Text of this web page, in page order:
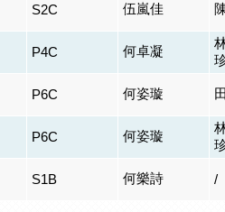
S2C 伍嵐佳
P4C 何卓凝
P6C 何姿璇
P6C 何姿璇
S1B 何樂詩 /